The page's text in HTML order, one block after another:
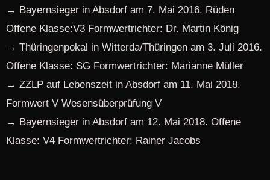
→ Bayernsieger in Absdorf am 7. Mai 2016. Rüden
Offene Klasse:V3 Formwertrichter: Dr. Martin König
→ Thüringenpokal in Witterda/Thüringen am 3. Juli 2016.
Offene Klasse: SG Formwertrichter: Marianne Müller
→ ZZLP auf Lebenszeit in Absdorf am 11. Mai 2018.
Formwert V Wesensüberprüfung V
→ Bayernsieger in Absdorf am 12. Mai 2018. Offene
Klasse: V4 Formwertrichter: Rainer Jacobs